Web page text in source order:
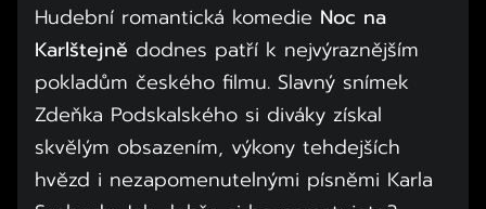
Hudební romantická komedie Noc na
Karlštejně dodnes patří k nejvýraznějším
pokladům českého filmu. Slavný snímek
Zdeňka Podskalského si diváky získal
skvělým obsazením, výkony tehdejších
hvězd i nezapomenutelnými písněmi Karla